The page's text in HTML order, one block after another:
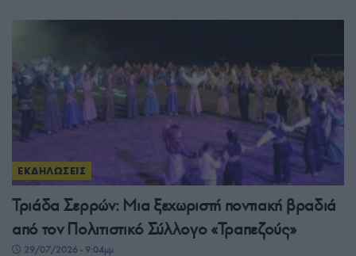
ΕΚΔΗΛΩΣΕΙΣ
Τριάδα Σερρών: Μια ξεχωριστή ποντιακή βραδιά
από τον Πολιτιστικό Σύλλογο «Τραπεζούς»
29/07/2026 - 9:04μμ